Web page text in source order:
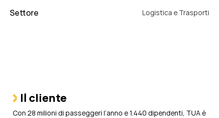
Settore Logistica e Trasporti
Il cliente
Con 28 milioni di passeggeri l’anno e 1.440 dipendenti, TUA è